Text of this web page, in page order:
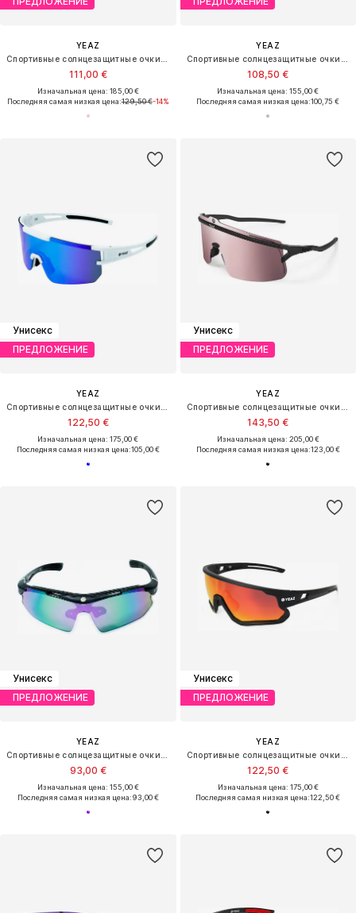
YEAZ
111,00 €
Изначальная цена: 185,00 €
Последняя самая низкая цена:129,50 €-14%
YEAZ
108,50 €
Изначальная цена: 155,00 €
Последняя самая низкая цена:100,75 €
Унисекс
ПРЕДЛОЖЕНИЕ
YEAZ
122,50 €
Изначальная цена: 175,00 €
Последняя самая низкая цена:105,00 €
Унисекс
ПРЕДЛОЖЕНИЕ
YEAZ
143,50 €
Изначальная цена: 205,00 €
Последняя самая низкая цена:123,00 €
Унисекс
ПРЕДЛОЖЕНИЕ
YEAZ
93,00 €
Изначальная цена: 155,00 €
Последняя самая низкая цена:93,00 €
Унисекс
ПРЕДЛОЖЕНИЕ
YEAZ
122,50 €
Изначальная цена: 175,00 €
Последняя самая низкая цена:122,50 €